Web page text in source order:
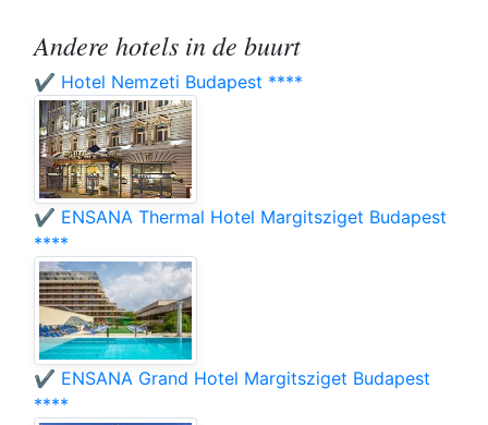
Andere hotels in de buurt
✔️ Hotel Nemzeti Budapest ****
✔️ ENSANA Thermal Hotel Margitsziget Budapest
****
✔️ ENSANA Grand Hotel Margitsziget Budapest
****